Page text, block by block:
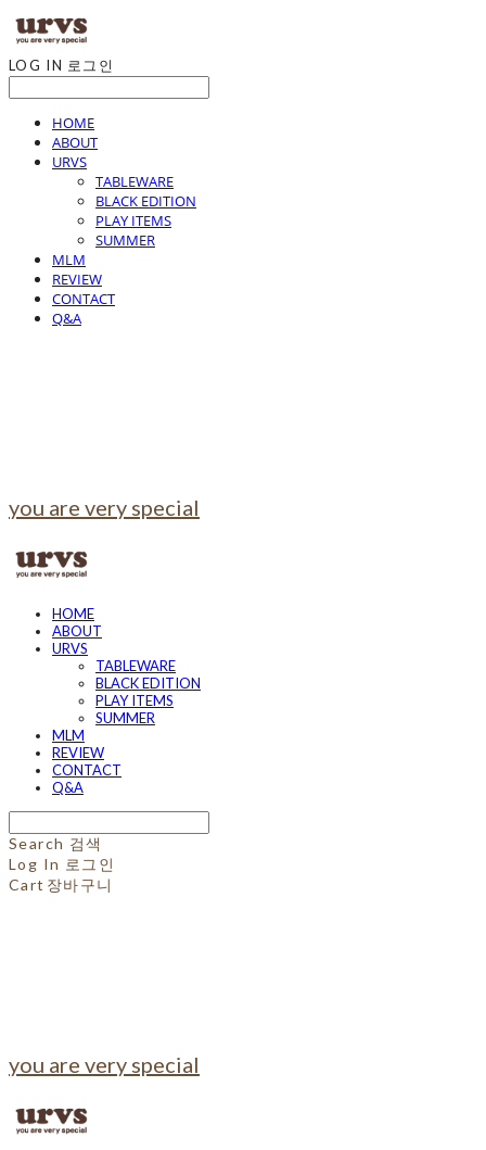
LOG IN 로그인
HOME
ABOUT
URVS
TABLEWARE
BLACK EDITION
PLAY ITEMS
SUMMER
MLM
REVIEW
CONTACT
Q&A
you are very special
HOME
ABOUT
URVS
TABLEWARE
BLACK EDITION
PLAY ITEMS
SUMMER
MLM
REVIEW
CONTACT
Q&A
Search 검색
Log In 로그인
Cart 장바구니
you are very special